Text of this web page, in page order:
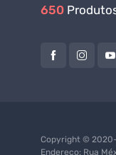
650
Copyright © 2020-
Endereço: Rua